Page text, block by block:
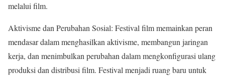
melalui film.
Aktivisme dan Perubahan Sosial: Festival film memainkan peran
mendasar dalam menghasilkan aktivisme, membangun jaringan
kerja, dan menimbulkan perubahan dalam mengkonfigurasi ulang
produksi dan distribusi film. Festival menjadi ruang baru untuk